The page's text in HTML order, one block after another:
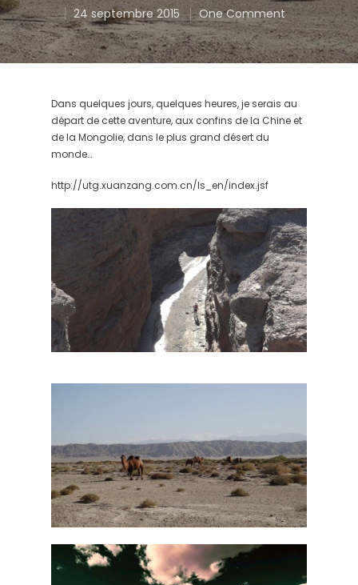
24 septembre 2015 One Comment
Dans quelques jours, quelques heures, je serais au
départ de cette aventure, aux confins de la Chine et
de la Mongolie, dans le plus grand désert du
monde…
http://utg.xuanzang.com.cn/ls_en/index.jsf